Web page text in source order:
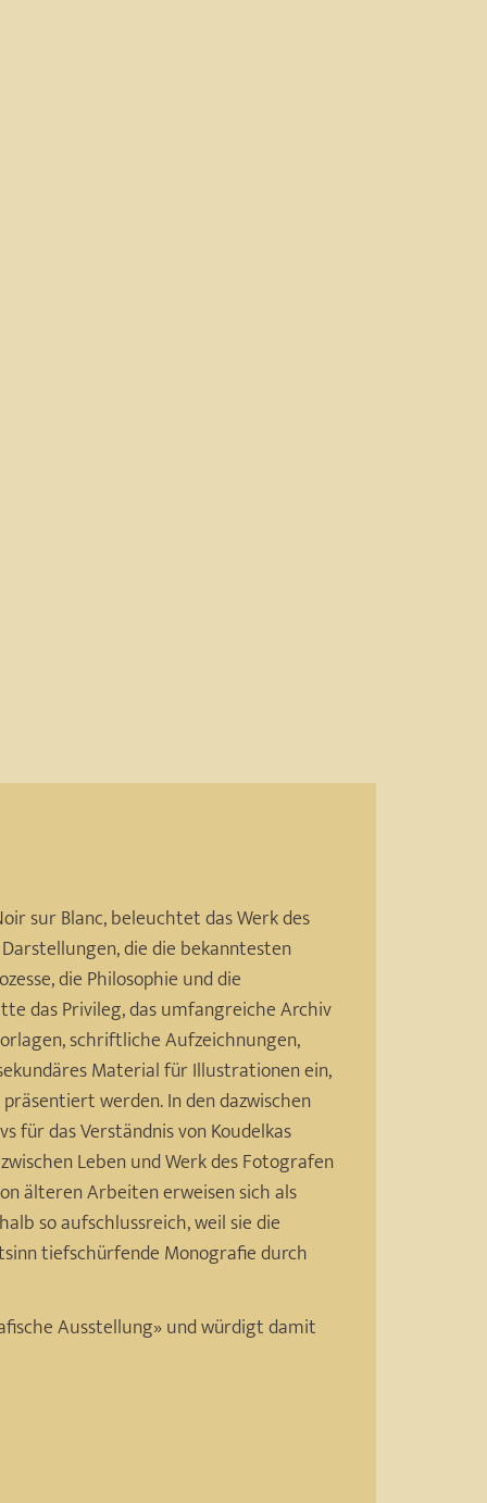
sur Blanc, beleuchtet das Werk des
die die bekanntesten
die Philosophie und die
das Privileg, das umfangreiche Archiv
schriftliche Aufzeichnungen,
Material für Illustrationen ein,
werden. In den dazwischen
für das Verständnis von Koudelkas
Leben und Werk des Fotografen
älteren Arbeiten erweisen sich als
so aufschlussreich, weil sie die
tiefschürfende Monografie durch
Ausstellung» und würdigt damit